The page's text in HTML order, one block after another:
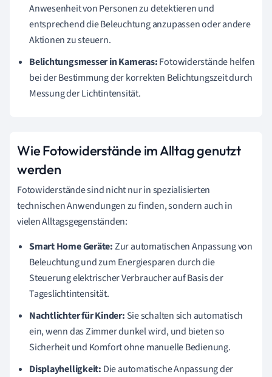
Anwesenheit von Personen zu detektieren und
entsprechend die Beleuchtung anzupassen oder andere
Aktionen zu steuern.
Belichtungsmesser in Kameras:Fotowiderstände helfen
bei der Bestimmung der korrekten Belichtungszeit durch
Messung der Lichtintensität.
Wie Fotowiderstände im Alltag genutzt
werden
Fotowiderstände sind nicht nur in spezialisierten
technischen Anwendungen zu finden, sondern auch in
vielen Alltagsgegenständen:
Smart Home Geräte:Zur automatischen Anpassung von
Beleuchtung und zum Energiesparen durch die
Steuerung elektrischer Verbraucher auf Basis der
Tageslichtintensität.
Nachtlichter für Kinder: Sie schalten sich automatisch
ein, wenn das Zimmer dunkel wird, und bieten so
Sicherheit und Komfort ohne manuelle Bedienung.
Displayhelligkeit: Die automatische Anpassung der